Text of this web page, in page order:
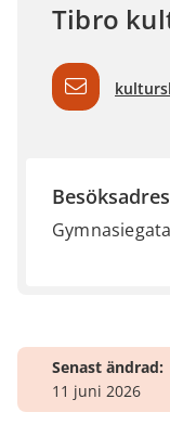
Tibro
Senast ändrad:
11 juni 2026